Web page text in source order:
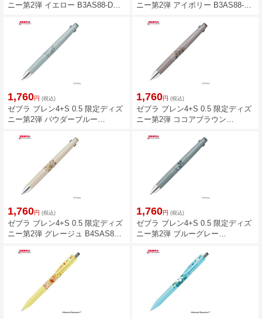
ニー第2弾 イエロー B3AS88-DS2-
ニー第2弾 アイボリー B3AS88-
1,760円 (税込)
ゼブラ ブレン4+S 0.5 限定ディズ
ニー第2弾 パウダーブルー
1,760円 (税込)
ゼブラ ブレン4+S 0.5 限定ディズ
ニー第2弾 ココアブラウン
1,760円 (税込)
ゼブラ ブレン4+S 0.5 限定ディズ
ニー第2弾 グレージュ B4SAS88-
1,760円 (税込)
ゼブラ ブレン4+S 0.5 限定ディズ
ニー第2弾 ブルーグレー